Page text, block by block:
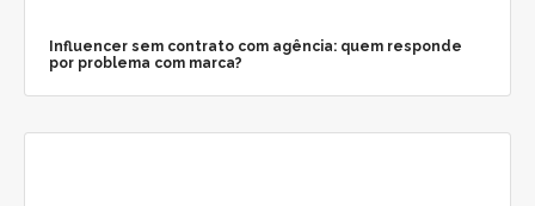
Influencer sem contrato com agência: quem responde
por problema com marca?